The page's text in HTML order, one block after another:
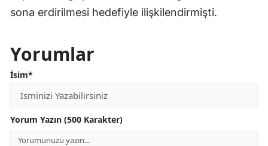
sona erdirilmesi hedefiyle ilişkilendirmişti.
Yorumlar
İsim*
Yorum Yazın (500 Karakter)